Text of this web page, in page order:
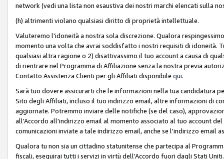
network (vedi una lista non esaustiva dei nostri marchi elencati sulla
(h) altrimenti violano qualsiasi diritto di proprietà intellettuale.
Valuteremo l'idoneità a nostra sola discrezione. Qualora
momento una volta che avrai soddisfatto i nostri requisiti di idoneità.
qualsiasi altra ragione o 2) disattivassimo il tuo account a causa di
di rientrare nel Programma di Affiliazione senza la nostra previa
Contatto Assistenza Clienti per gli Affiliati disponibile qui.
Sarà tuo dovere assicurarti che le informazioni nella tua candidatura
Sito degli Affiliati, incluso il tuo indirizzo email, altre informazioni di
aggiornate. Potremmo inviare delle notifiche (se del caso),
all'Accordo all'indirizzo email al momento associato al tuo account
comunicazioni inviate a tale indirizzo email, anche se l'indirizzo email
Qualora tu non sia un cittadino statunitense che partecipa al
fiscali, eseguirai tutti i servizi in virtù dell'Accordo fuori dagli Stati